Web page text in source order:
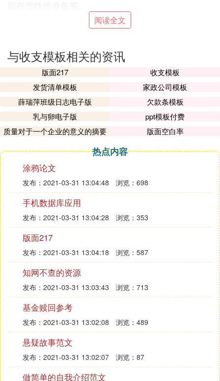
2、发生的行政管理部门人员的工资及福利费，借记
记“累计折旧”科目。支付的办公费、修理费、水电费
等，借记本科目，贷记“银行存款”等科目。交纳待业
保险费、劳动保险费时，借记本科目，贷记“银行存
款”科目。支付业务招待费、聘请中介机构费、咨询
费、诉讼费、技术转让费、职工教育经费、研究开发
费时，借记本科目，贷记“银行存款”等科目。按规定
计算出应交的矿产资源补偿费，借记本科目，贷
记“其他应交款”科目。按规定计算出应交给工会部门
的工会经费，借记本科目，贷记“其他应付款”科目。
按规定计算出应交的房产税、车船使用税、土地使用
税，借记本科目，贷记“应交税金”科目。无形资产、
长期待摊费用按规定摊销时，借记本科目，贷记“无
形资产”、“长期待摊费用”科目。按规定计提的坏账准
备和存货跌价准备，借记本科目，贷记“坏账准
备”、“存货跌价准备”科目。
3、商品流通企业可不设置本科目，本科目的核算内
容可并入“营业费用”科目核算。
4、本科目应按费用项月设置明细账，进行明细核
算。
5、期末，应将本科目的余额转入“本年利润”科目，结
转后本科目应无余额。
二、营业费用
1、本科目核算企业销售商品过程中发生的费用，包
括运输费、装卸费、包装费、保险费、展览费和广告
阅读全文
与收支模板相关的资讯
版面217
收支模板
发货清单模板
家政公司模板
薛瑞萍班级日志电子版
欠款条模板
乳与卵电子版
ppt模板付费
质量对于一个企业的意义的摘要
版面空白率
热点内容
涂鸦论文
发布：2021-03-31 13:04:48 浏览：698
手机数据库应用
发布：2021-03-31 13:04:28 浏览：353
版面217
发布：2021-03-31 13:04:18 浏览：587
知网不查的资源
发布：2021-03-31 13:03:43 浏览：713
基金赎回参考
发布：2021-03-31 13:02:08 浏览：489
悬疑故事范文
发布：2021-03-31 13:02:07 浏览：87
做简单的自我介绍范文